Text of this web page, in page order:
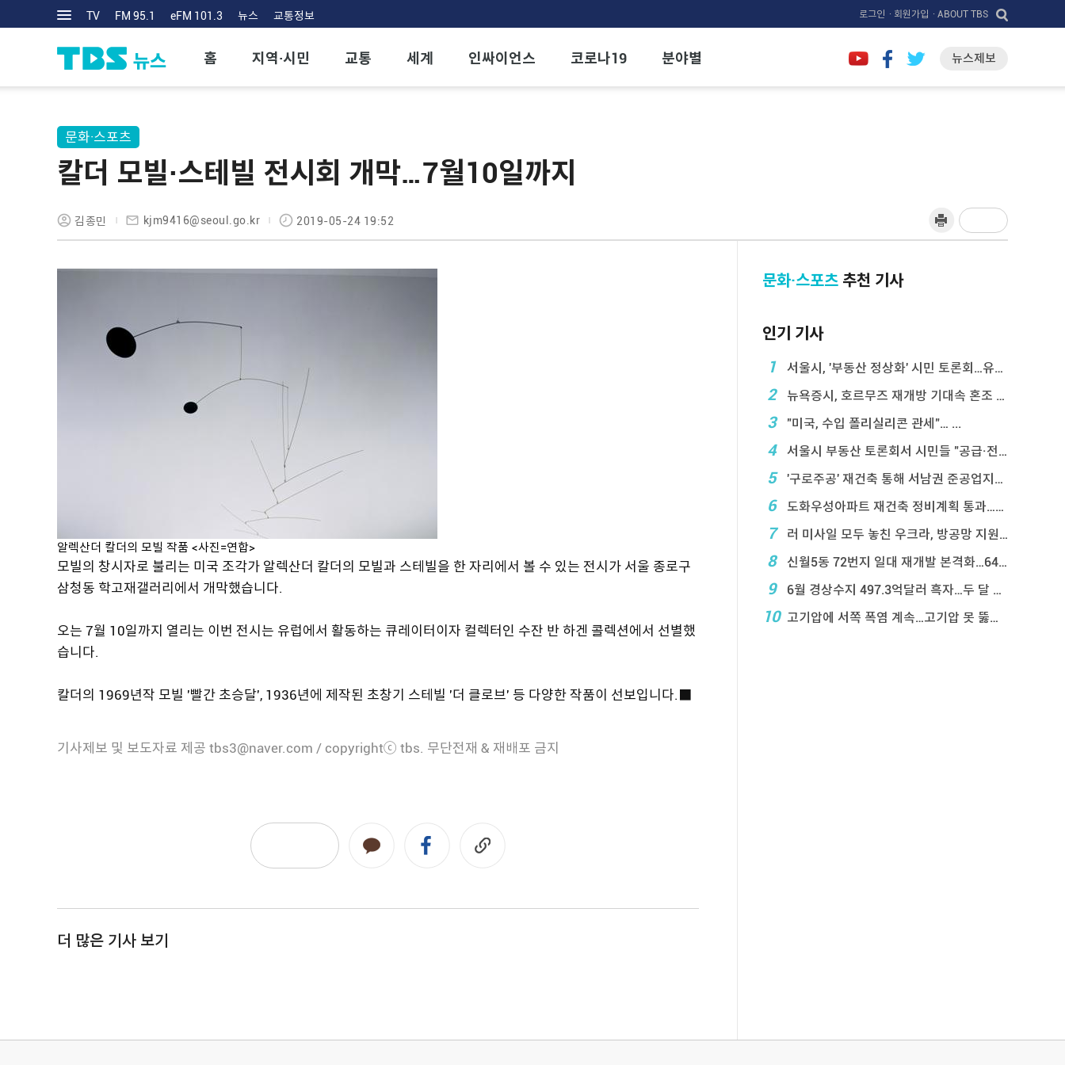
TV FM 95.1 eFM 101.3 뉴스 교통정보 로그인 · 회원가입 · ABOUT TBS
홈 지역·시민 교통 세계 인싸이언스 코로나19 분야별 뉴스제보
문화·스포츠
칼더 모빌·스테빌 전시회 개막…7월10일까지
김종민 kjm9416@seoul.go.kr 2019-05-24 19:52
알렉산더 칼더의 모빌 작품 <사진=연합>
모빌의 창시자로 불리는 미국 조각가 알렉산더 칼더의 모빌과 스테빌을 한 자리에서 볼 수 있는 전시가 서울 종로구
삼청동 학고재갤러리에서 개막했습니다.
오는 7월 10일까지 열리는 이번 전시는 유럽에서 활동하는 큐레이터이자 컬렉터인 수잔 반 하겐 콜렉션에서 선별했
습니다.
칼더의 1969년작 모빌 '빨간 초승달', 1936년에 제작된 초창기 스테빌 '더 클로브' 등 다양한 작품이 선보입니다.■
기사제보 및 보도자료 제공 tbs3@naver.com / copyrightⓒ tbs. 무단전재 & 재배포 금지
더 많은 기사 보기
문화·스포츠 추천 기사
인기 기사
1
서울시, '부동산 정상화' 시민 토론회…유튜브 생중계
2 뉴욕증시, 호르무즈 재개방 기대속 혼조 마감…나스닥 ...
3 "미국, 수입 폴리실리콘 관세"… ...
4 서울시 부동산 토론회서 시민들 "공급·전월 ...
5 '구로주공' 재건축 통해 서남권 준공업지에 3,28 ...
6 도화우성아파트 재건축 정비계획 통과…1,612세대 ...
7 러 미사일 모두 놓친 우크라, 방공망 지원 호소
8 신월5동 72번지 일대 재개발 본격화…649세대 주 ...
9 6월 경상수지 497.3억달러 흑자…두 달 연속 역 ...
10 고기압에 서쪽 폭염 계속…고기압 못 뚫은 태풍은 상 ...